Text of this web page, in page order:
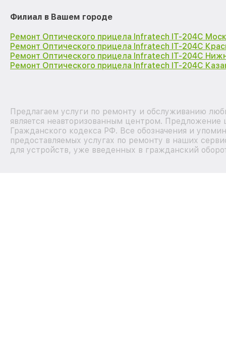
Филиал в Вашем городе
Ремонт Оптического прицела Infratech IT-204C
Ремонт Оптического прицела Infratech IT-204C
Ремонт Оптического прицела Infratech IT-204C
Ремонт Оптического прицела Infratech IT-204C
Предлагаем услуги по ремонту и обслуживанию
является неавторизованным центром.
Гражданского кодекса РФ. Все обозначения и
предоставляемых услугах по ремонту в наших
для устройств, уже введенных в гражданский